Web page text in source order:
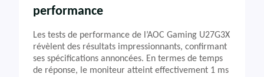
performance
Les tests de performance de l’AOC Gaming U27G3X
révèlent des résultats impressionnants, confirmant
ses spécifications annoncées. En termes de temps
de réponse, le moniteur atteint effectivement 1 ms